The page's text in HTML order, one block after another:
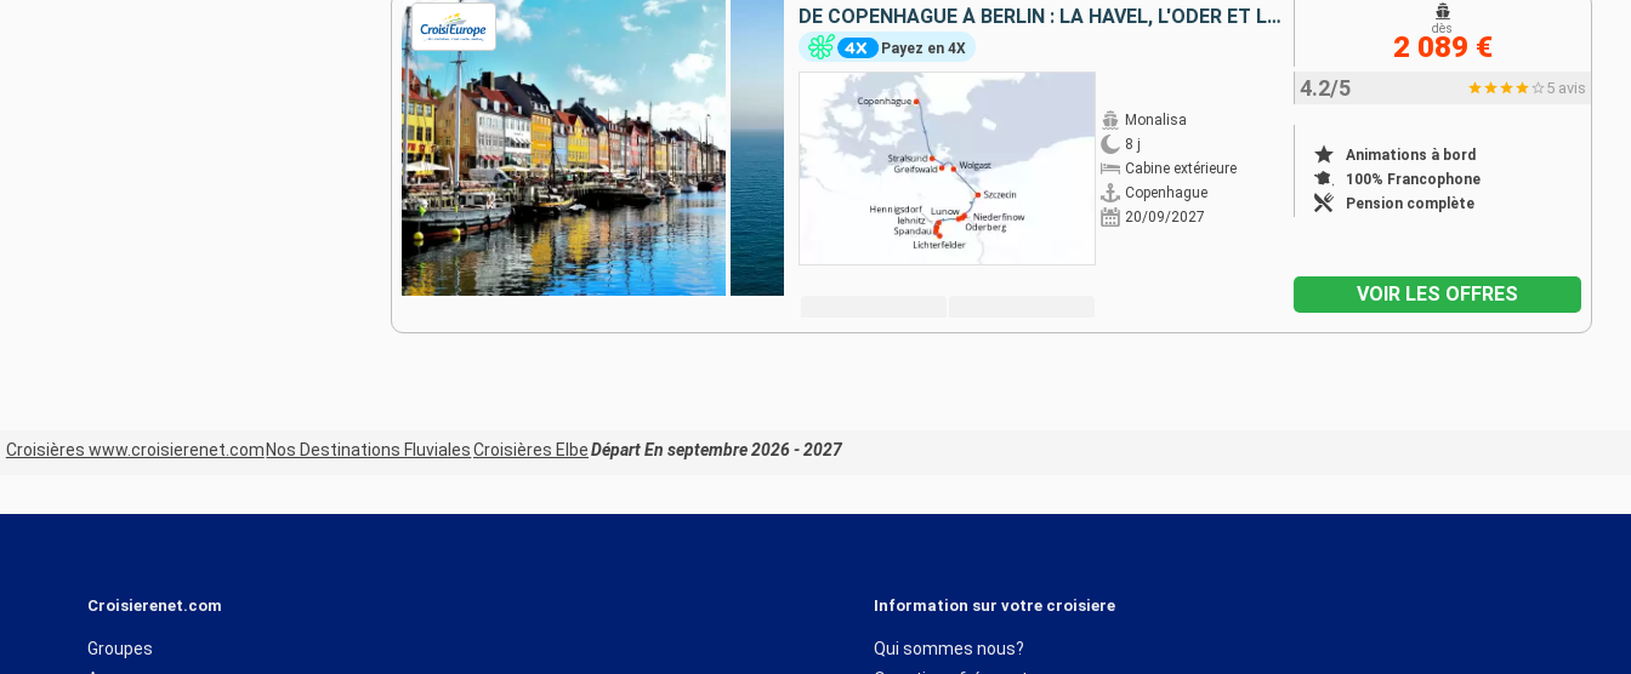
DE COPENHAGUE À BERLIN : LA HAVEL, L'ODER ET LA MER BALTIQUE
Payez en 4X
Monalisa
8 j
Cabine extérieure
Copenhague
20/09/2027
4.2/5 5 avis
Animations à bord
100% Francophone
Pension complète
dès
2 089 €
VOIR LES OFFRES
Croisières www.croisierenet.com Nos Destinations FluvialesCroisières ElbeDépart En septembre 2026 - 2027
Croisierenet.com
Groupes
Information sur votre croisiere
Qui sommes nous?